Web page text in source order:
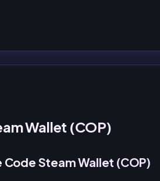
Wallet (COP)
Code Steam Wallet (COP)